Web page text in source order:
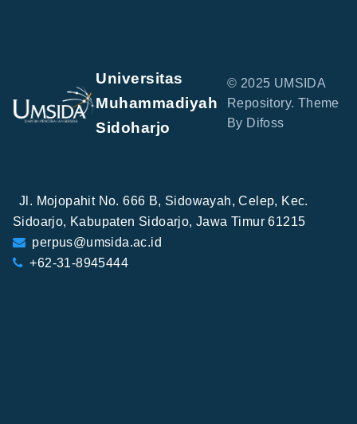
Universitas
Muhammadiyah
Sidoharjo
© 2025 UMSIDA
Repository. Theme
By Difoss
Jl. Mojopahit No. 666 B, Sidowayah, Celep, Kec.
Sidoarjo, Kabupaten Sidoarjo, Jawa Timur 61215
perpus@umsida.ac.id
+62-31-8945444